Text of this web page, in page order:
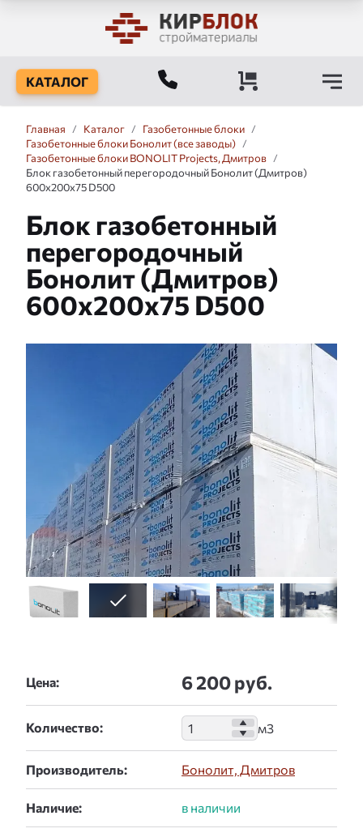
КАТАЛОГ
Главная / Каталог / Газобетонные блоки /
Газобетонные блоки Бонолит (все заводы) /
Газобетонные блоки BONOLIT Projects, Дмитров /
Блок газобетонный перегородочный Бонолит (Дмитров)
600x200x75 D500
Блок газобетонный
перегородочный
Бонолит (Дмитров)
600x200x75 D500
Цена: 6 200 руб.
Количество:
Производитель: Бонолит, Дмитров
Наличие: